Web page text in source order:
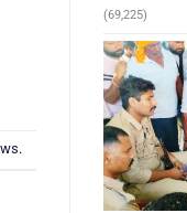
.
(69,225)